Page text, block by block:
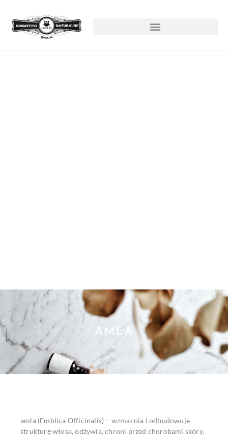
AMLA
amla (Emblica Officinalis) – wzmacnia i odbudowuje
strukturę włosa, odżywia, chroni przed chorobami skóry,